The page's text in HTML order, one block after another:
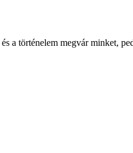
a történelem megvár minket,